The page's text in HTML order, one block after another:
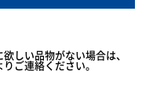
しい品物がない場合は、
ご連絡ください。